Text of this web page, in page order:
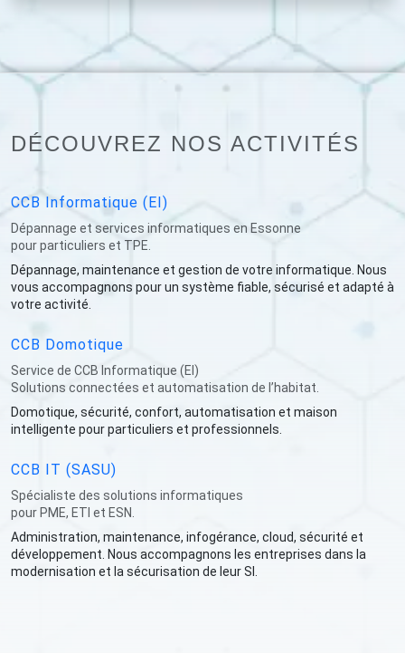
DÉCOUVREZ NOS ACTIVITÉS
CCB Informatique (EI)
Dépannage et services informatiques en Essonne
pour particuliers et TPE.
Dépannage, maintenance et gestion de votre informatique. Nous
vous accompagnons pour un système fiable, sécurisé et adapté à
votre activité.
CCB Domotique
Service de CCB Informatique (EI)
Solutions connectées et automatisation de l’habitat.
Domotique, sécurité, confort, automatisation et maison
intelligente pour particuliers et professionnels.
CCB IT (SASU)
Spécialiste des solutions informatiques
pour PME, ETI et ESN.
Administration, maintenance, infogérance, cloud, sécurité et
développement. Nous accompagnons les entreprises dans la
modernisation et la sécurisation de leur SI.